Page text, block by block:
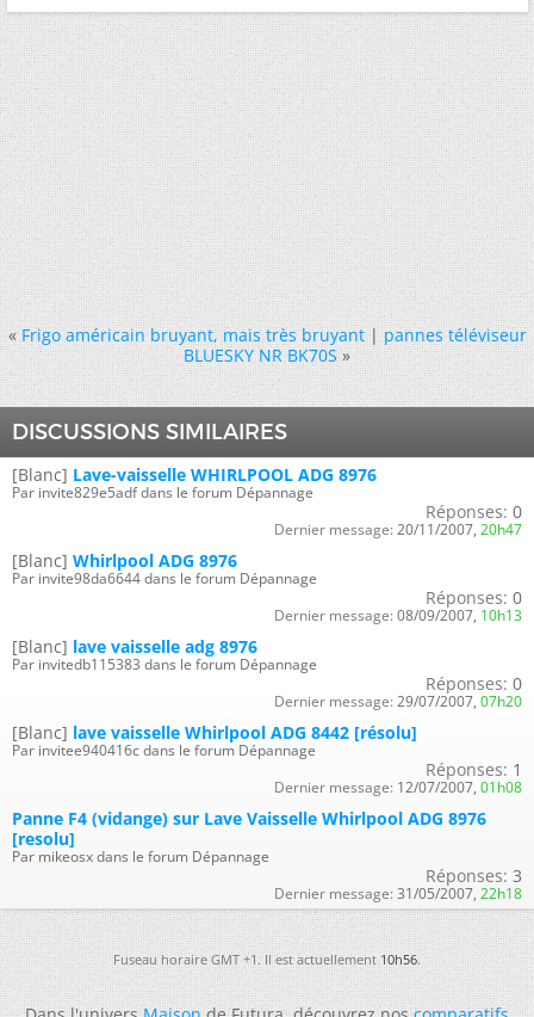
« Frigo américain bruyant, mais très bruyant|pannes téléviseur
BLUESKY NR BK70S »
DISCUSSIONS SIMILAIRES
[Blanc] Lave-vaisselle WHIRLPOOL ADG 8976
Par invite829e5adf dans le forum Dépannage
Réponses: 0
Dernier message: 20/11/2007, 20h47
[Blanc] Whirlpool ADG 8976
Par invite98da6644 dans le forum Dépannage
Réponses: 0
Dernier message: 08/09/2007, 10h13
[Blanc] lave vaisselle adg 8976
Par invitedb115383 dans le forum Dépannage
Réponses: 0
Dernier message: 29/07/2007, 07h20
[Blanc] lave vaisselle Whirlpool ADG 8442 [résolu]
Par invitee940416c dans le forum Dépannage
Réponses: 1
Dernier message: 12/07/2007, 01h08
Panne F4 (vidange) sur Lave Vaisselle Whirlpool ADG 8976
[resolu]
Par mikeosx dans le forum Dépannage
Réponses: 3
Dernier message: 31/05/2007, 22h18
Fuseau horaire GMT +1. Il est actuellement10h56.